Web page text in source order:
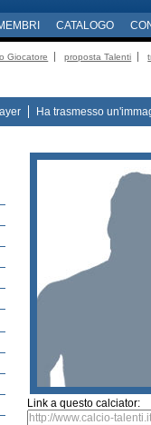
CATALOGO
Giocatore proposta Talenti
Ha trasmesso
Link a questo calciator: